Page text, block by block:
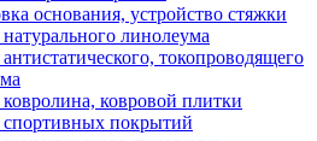
основания, устройство стяжки
линолеума
токопроводящего
ковровой плитки
спортивных покрытий